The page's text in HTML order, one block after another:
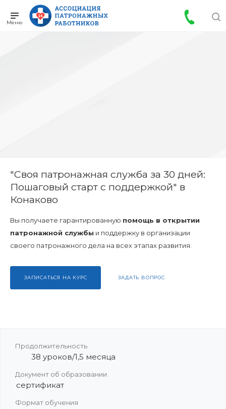
"Своя патронажная служба за 30 дней:
Пошаговый старт с поддержкой" в
Конаково
Вы получаете гарантированную помощь в открытии
патронажной службы и поддержку в организации
своего патронажного дела на всех этапах развития.
ЗАПИСАТЬСЯ НА КУРС ЗАДАТЬ ВОПРОС
Продолжительность
38 уроков/1,5 месяца
Документ об образовании
сертификат
Формат обучения